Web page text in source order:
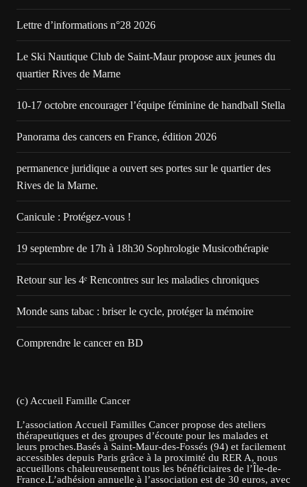
Lettre d’informations n°28 2026
Le Ski Nautique Club de Saint-Maur propose aux jeunes du
quartier Rives de Marne
10-17 octobre encourager l’équipe féminine de handball Stella
Panorama des cancers en France, édition 2026
permanence juridique a ouvert ses portes sur le quartier des
Rives de la Marne.
Canicule : Protégez-vous !
19 septembre de 17h à 18h30 Sophrologie Musicothérapie
Retour sur les 4ᵉ Rencontres sur les maladies chroniques
Monde sans tabac : briser le cycle, protéger la mémoire
Comprendre le cancer en BD
(c) Accueil Famille Cancer
L’association Accueil Familles Cancer propose des ateliers
thérapeutiques et des groupes d’écoute pour les malades et
leurs proches.Basés à Saint-Maur-des-Fossés (94) et facilement
accessibles depuis Paris grâce à la proximité du RER A, nous
accueillons chaleureusement tous les bénéficiaires de l’Île-de-
France.L’adhésion annuelle à l’association est de 30 euros, avec